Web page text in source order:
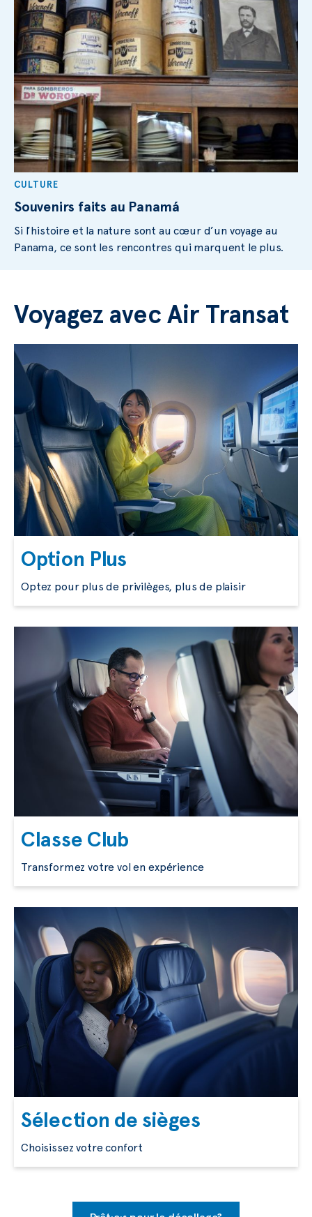
CULTURE
Souvenirs faits au Panamá
Si l’histoire et la nature sont au cœur d’un voyage au
Panama, ce sont les rencontres qui marquent le plus.
Voyagez avec Air Transat
Option Plus
Optez pour plus de privilèges, plus de plaisir
Classe Club
Transformez votre vol en expérience
Sélection de sièges
Choisissez votre confort